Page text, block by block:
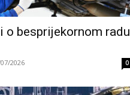
o besprijekornom radu
2026 0